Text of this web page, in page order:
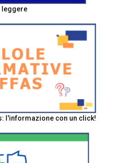
leggere
l'informazione con un click!